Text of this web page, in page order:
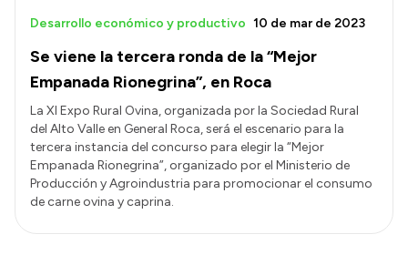
Se viene la tercera ronda de la “Mejor
Empanada Rionegrina”, en Roca
Desarrollo económico y productivo 10 de mar de 2023
La XI Expo Rural Ovina, organizada por la Sociedad Rural
del Alto Valle en General Roca, será el escenario para la
tercera instancia del concurso para elegir la “Mejor
Empanada Rionegrina”, organizado por el Ministerio de
Producción y Agroindustria para promocionar el consumo
de carne ovina y caprina.